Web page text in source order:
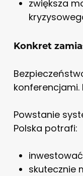
zwiększa
Konkret
konferencjami.
Powstanie
Polska potrafi:
skutecznie